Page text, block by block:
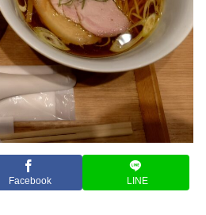
Facebook LINE